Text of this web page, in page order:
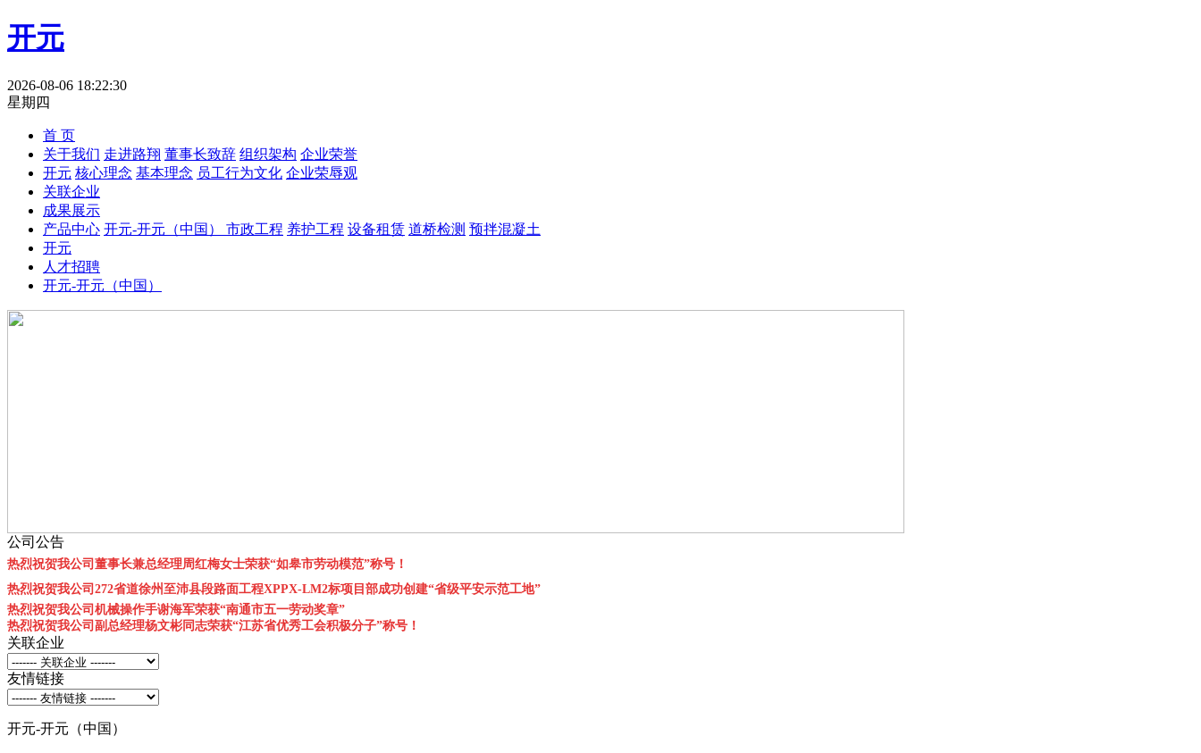
开元
2026-08-06 18:22:30
星期四
首 页
关于我们 走进路翔 董事长致辞 组织架构 企业荣誉
开元 核心理念 基本理念 员工行为文化 企业荣辱观
关联企业
成果展示
产品中心 开元-开元（中国） 市政工程 养护工程 设备租赁 道桥检测 预拌混凝土
开元
人才招聘
开元-开元（中国）
公司公告
热烈祝贺我公司董事长兼总经理周红梅女士荣获“如皋市劳动模范”称号！
热烈祝贺我公司272省道徐州至沛县段路面工程XPPX-LM2标项目部成功创建“省级平安示范工地”
热烈祝贺我公司机械操作手谢海军荣获“南通市五一劳动奖章”
热烈祝贺我公司副总经理杨文彬同志荣获“江苏省优秀工会积极分子”称号！
关联企业
友情链接
开元-开元（中国）